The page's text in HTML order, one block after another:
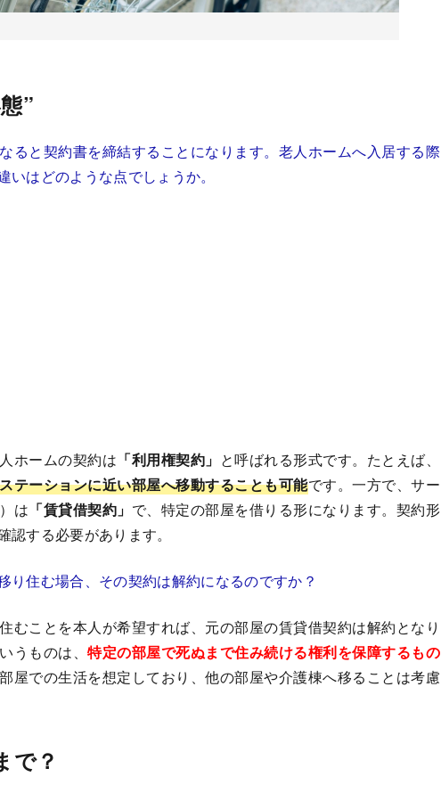
”
と契約書を締結することになります。老人ホームへ入居する際
はどのような点でしょうか。
ホームの契約は 「利用権契約」 と呼ばれる形式です。たとえば、
テーションに近い部屋へ移動することも可能です。一方で、サー
は 「賃貸借契約」 で、特定の部屋を借りる形になります。契約形
する必要があります。
住む場合、その契約は解約になるのですか？
むことを本人が希望すれば、元の部屋の賃貸借契約は解約となり
うものは、特定の部屋で死ぬまで住み続ける権利を保障するもの
屋での生活を想定しており、他の部屋や介護棟へ移ることは考慮
で？